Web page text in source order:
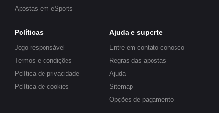
Apostas em eSports
Políticas
Jogo responsável
Termos e condições
Política de privacidade
Política de cookies
Ajuda e suporte
Entre em contato conosco
Regras das apostas
Ajuda
Sitemap
Opções de pagamento